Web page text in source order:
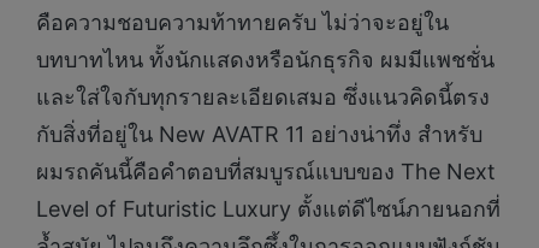
คือความชอบความท้าทายครับ ไม่ว่าจะอยู่ใน
บทบาทไหน ทั้งนักแสดงหรือนักธุรกิจ ผมมีแพชชั่น
และใส่ใจกับทุกรายละเอียดเสมอ ซึ่งแนวคิดนี้ตรง
กับสิ่งที่อยู่ใน New AVATR 11 อย่างน่าทึ่ง สำหรับ
ผมรถคันนี้คือคำตอบที่สมบูรณ์แบบของ The Next
Level of Futuristic Luxury ตั้งแต่ดีไซน์ภายนอกที่